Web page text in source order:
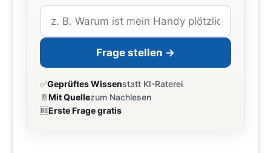
Frage stellen →
✅Geprüftes Wissenstatt KI-Raterei
📄Mit Quellezum Nachlesen
🆓Erste Frage gratis